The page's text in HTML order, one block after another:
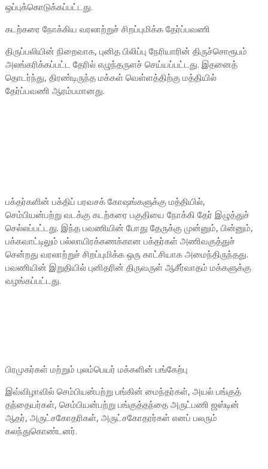
ஒப்புக்கொடுக்கப்பட்டது.
கடற்கரை நோக்கிய வரலாற்றுச் சிறப்புமிக்க தேர்ப்பவணி
திருப்பலியின் நிறைவாக, புனித பிலிப்பு நேரியாரின் திருச்சொரூபம்
அலங்கரிக்கப்பட்ட தேரில் எழுந்தருளச் செய்யப்பட்டது. இதனைத்
தொடர்ந்து, திரண்டிருந்த மக்கள் வெள்ளத்திற்கு மத்தியில்
தேர்ப்பவணி ஆரம்பமானது.
பக்தர்களின் பக்திப் பரவசக் கோஷங்களுக்கு மத்தியில்,
செம்பியன்பற்று வடக்கு கடற்கரை பகுதியை நோக்கி தேர் இழுத்துச்
செல்லப்பட்டது. இந்த பவணியின் போது தேருக்கு முன்னும், பின்னும்,
பக்கவாட்டிலும் பல்லாயிரக்கணக்கான பக்தர்கள் அணிவகுத்துச்
சென்றது வரலாற்றுச் சிறப்புமிக்க ஒரு காட்சியாக அமைந்திருந்தது.
பவணியின் இறுதியில் புனிதரின் திருவருள் ஆசீர்வாதம் மக்களுக்கு
வழங்கப்பட்டது.
பிரமுகர்கள் மற்றும் புலம்பெயர் மக்களின் பங்கேற்பு
இவ்விழாவில் செம்பியன்பற்று பங்கின் மைந்தர்கள், அயல் பங்குத்
தந்தையர்கள், செம்பியன்பற்று பங்குத்தந்தை அருட்பணி ஜஸ்டின்
ஆதர், அருட்சகோதரிகள், அருட்சகோதரர்கள் எனப் பலரும்
கலந்துகொண்டனர்.